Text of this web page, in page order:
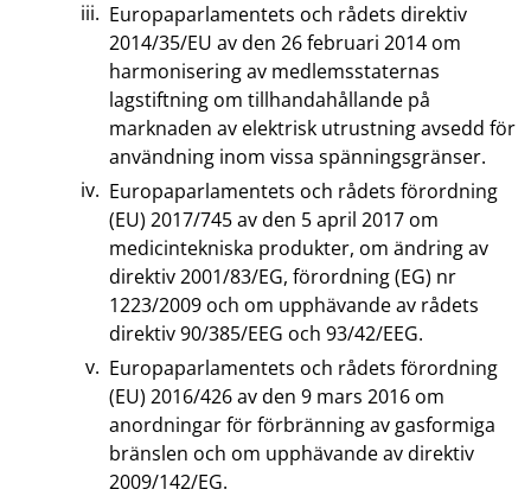
Europaparlamentets och rådets direktiv
2014/35/EU av den 26 februari 2014 om
harmonisering av medlemsstaternas
lagstiftning om tillhandahållande på
marknaden av elektrisk utrustning avsedd för
användning inom vissa spänningsgränser.
Europaparlamentets och rådets förordning
(EU) 2017/745 av den 5 april 2017 om
medicintekniska produkter, om ändring av
direktiv 2001/83/EG, förordning (EG) nr
1223/2009 och om upphävande av rådets
direktiv 90/385/EEG och 93/42/EEG.
Europaparlamentets och rådets förordning
(EU) 2016/426 av den 9 mars 2016 om
anordningar för förbränning av gasformiga
bränslen och om upphävande av direktiv
2009/142/EG.